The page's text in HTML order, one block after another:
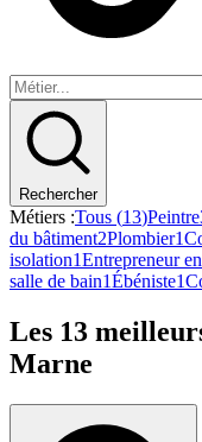
Rechercher
Métiers :Tous (13)Peintre
du bâtiment2Plombier1
isolation1Entrepreneur
salle de bain1Ébéniste1
Les 13
Marne